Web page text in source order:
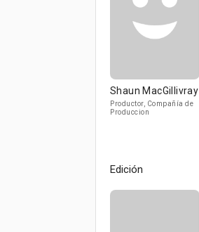
Shaun MacGillivray
Productor, Compañía de
Produccion
Edición